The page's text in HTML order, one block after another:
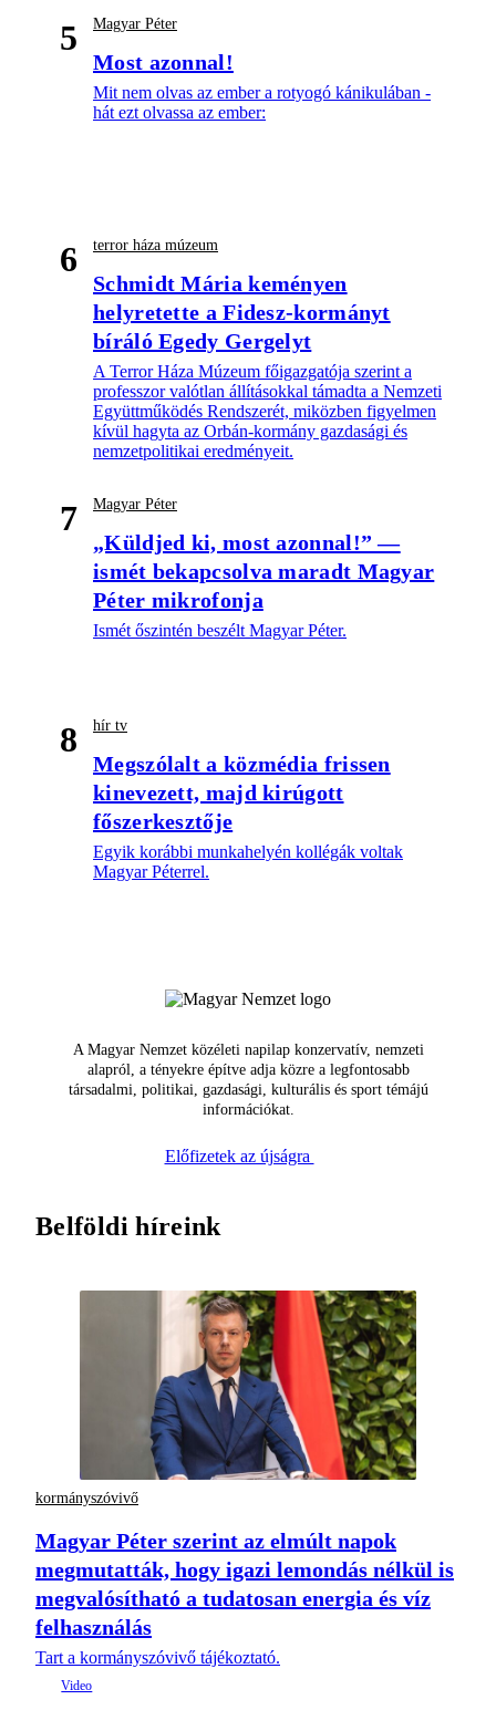
5 Magyar Péter
Most azonnal!
Mit nem olvas az ember a rotyogó kánikulában -
hát ezt olvassa az ember:
6 terror háza múzeum
Schmidt Mária keményen
helyretette a Fidesz-kormányt
bíráló Egedy Gergelyt
A Terror Háza Múzeum főigazgatója szerint a
professzor valótlan állításokkal támadta a Nemzeti
Együttműködés Rendszerét, miközben figyelmen
kívül hagyta az Orbán-kormány gazdasági és
nemzetpolitikai eredményeit.
7 Magyar Péter
„Küldjed ki, most azonnal!” —
ismét bekapcsolva maradt Magyar
Péter mikrofonja
Ismét őszintén beszélt Magyar Péter.
8 hír tv
Megszólalt a közmédia frissen
kinevezett, majd kirúgott
főszerkesztője
Egyik korábbi munkahelyén kollégák voltak
Magyar Péterrel.
A Magyar Nemzet közéleti napilap konzervatív, nemzeti
alapról, a tényekre építve adja közre a legfontosabb
társadalmi, politikai, gazdasági, kulturális és sport témájú
információkat.
Előfizetek az újságra
Belföldi híreink
kormányszóvivő
Magyar Péter szerint az elmúlt napok
megmutatták, hogy igazi lemondás nélkül is
megvalósítható a tudatosan energia és víz
felhasználás
Tart a kormányszóvivő tájékoztató.